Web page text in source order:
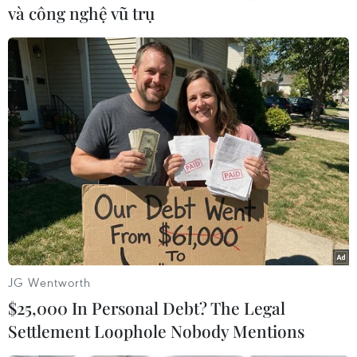
phát triển tốt. Hiện có hai công ty ICTThái đang
có mặt tại thị trường Việt Nam là CT Asia và
Wealth Management SystemLtd., cung cấp một
số giải pháp phần mềm cho các khách hàng ở
đó./.
T.N. Tiến (Vietnam+)
và công nghệ vũ trụ
JG Wentworth
$25,000 In Personal Debt? The Legal
Settlement Loophole Nobody Mentions